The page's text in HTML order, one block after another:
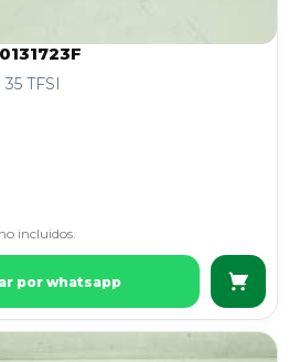
TFSI
incluidos.
por whatsapp